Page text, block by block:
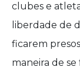
clubes e
liberdade de
ficarem
maneira de